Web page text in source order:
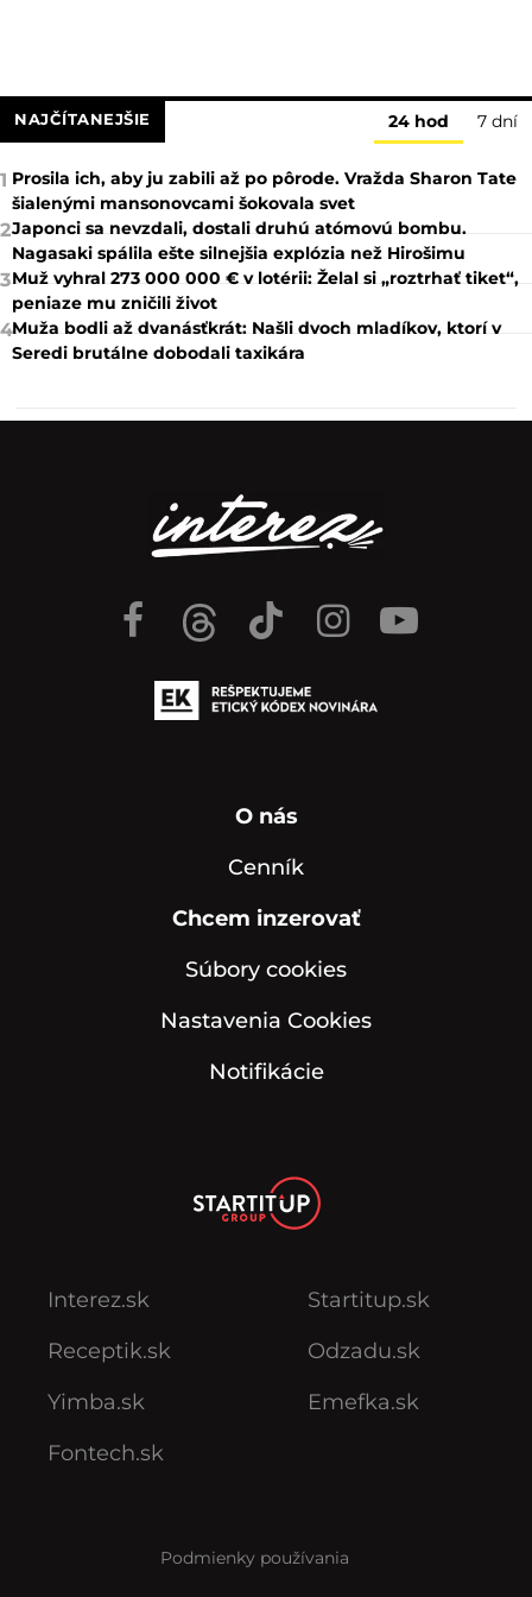
NAJČÍTANEJŠIE 24 hod 7 dní
1 Prosila ich, aby ju zabili až po pôrode. Vražda Sharon Tate
šialenými mansonovcami šokovala svet
2Japonci sa nevzdali, dostali druhú atómovú bombu.
Nagasaki spálila ešte silnejšia explózia než Hirošimu
3Muž vyhral 273 000 000 € v lotérii: Želal si „roztrhať tiket“,
peniaze mu zničili život
4Muža bodli až dvanásťkrát: Našli dvoch mladíkov, ktorí v
Seredi brutálne dobodali taxikára
O nás
Cenník
Chcem inzerovať
Súbory cookies
Nastavenia Cookies
Notifikácie
Interez.sk
Receptik.sk
Yimba.sk
Fontech.sk
Startitup.sk
Odzadu.sk
Emefka.sk
Podmienky používania